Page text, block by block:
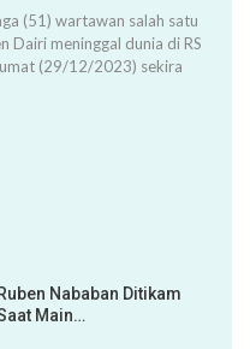
(51) wartawan salah satu
Dairi meninggal dunia di RS
(29/12/2023) sekira
Ruben Nababan Ditikam
Main…